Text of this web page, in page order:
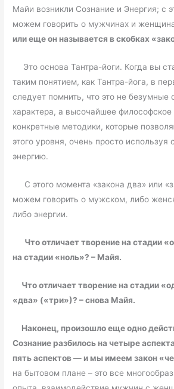
Майи возникли Сознание и Энергия; с
можем говорить о мужчинах и
или еще он называется в скобках
Это основа Тантра-йоги. Когда вы
таким понятием, как Тантра-йога, в
следует помнить, что это не безумные
характера, а высочайшее философское
конкретные методики, которые
этого уровня, очень просто используя
энергию.
С этого момента «закона два» или
можем говорить о мужском, либо
либо энергии.
Что отличает творение на стадии
на стадии «ноль»? – Майя.
Что отличает творение на стадии
«два» («три»)? – снова Майя.
Наконец, произошло еще одно
Сознание разбилось на четыре
пять аспектов — и мы имеем закон
на бытовом плане – это все